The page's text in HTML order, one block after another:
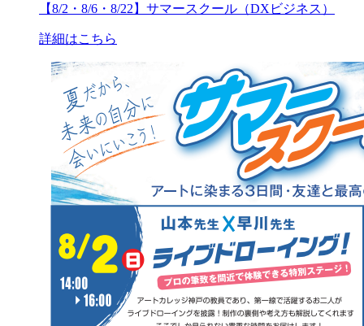
【8/2・8/6・8/22】サマースクール（DXビジネス）
詳細はこちら